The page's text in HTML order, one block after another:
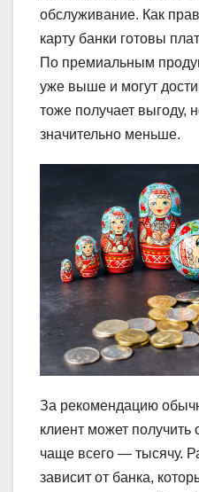
обслуживание. Как
карту банки готовы
По премиальным
уже выше и могут
тоже получает выгоду,
значительно меньше.
За рекомендацию
клиент может получить
чаще всего — тысячу.
зависит от банка,